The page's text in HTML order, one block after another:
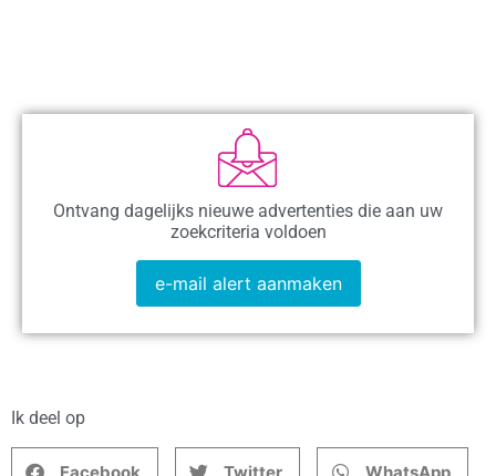
Ontvang dagelijks nieuwe advertenties die aan uw
zoekcriteria voldoen
e-mail alert aanmaken
Ik deel op